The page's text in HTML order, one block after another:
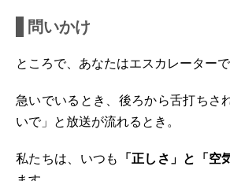
問いかけ
ところで、あなたはエスカレーター
急いでいるとき、後ろから舌打ちさ
いで」と放送が流れるとき。
私たちは、いつも 「正しさ」と「空